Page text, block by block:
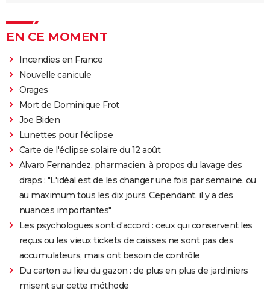
EN CE MOMENT
Incendies en France
Nouvelle canicule
Orages
Mort de Dominique Frot
Joe Biden
Lunettes pour l'éclipse
Carte de l'éclipse solaire du 12 août
Alvaro Fernandez, pharmacien, à propos du lavage des
draps : "L'idéal est de les changer une fois par semaine, ou
au maximum tous les dix jours. Cependant, il y a des
nuances importantes"
Les psychologues sont d'accord : ceux qui conservent les
reçus ou les vieux tickets de caisses ne sont pas des
accumulateurs, mais ont besoin de contrôle
Du carton au lieu du gazon : de plus en plus de jardiniers
misent sur cette méthode